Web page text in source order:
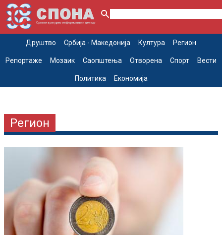
Друштво Србија - Македонија Култура Регион
Репортаже Мозаик Саопштења Отворена Спорт Вести
Политика Економија
Регион